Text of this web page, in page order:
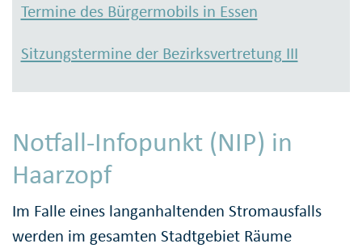
Termine des Bürgermobils in Essen
Sitzungstermine der Bezirksvertretung III
Notfall-Infopunkt (NIP) in
Haarzopf
Im Falle eines langanhaltenden Stromausfalls
werden im gesamten Stadtgebiet Räume